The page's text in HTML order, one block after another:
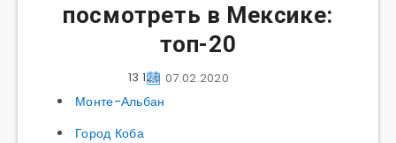
посмотреть в Мексике:
топ-20
07.02.2020
13 125
Монте-Альбан
Город Коба